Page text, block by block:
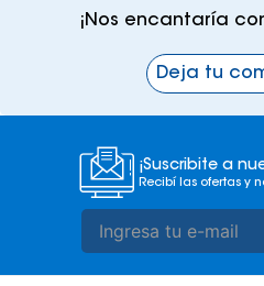
¡Nos encantaría
Deja tu
¡Suscribite a
Recibí las ofertas y